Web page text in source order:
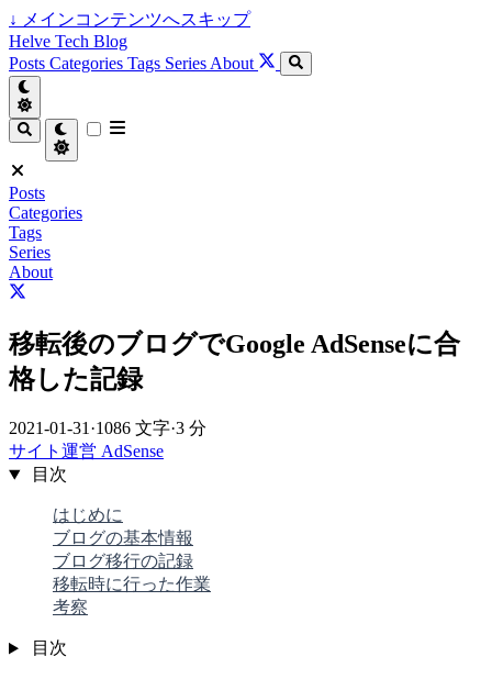
↓ メインコンテンツへスキップ
Helve Tech Blog
Posts Categories Tags Series About
Posts
Categories
Tags
Series
About
移転後のブログでGoogle AdSenseに合
格した記録
2021-01-31·1086 文字·3 分
サイト運営 AdSense
目次
はじめに
ブログの基本情報
ブログ移行の記録
移転時に行った作業
考察
目次